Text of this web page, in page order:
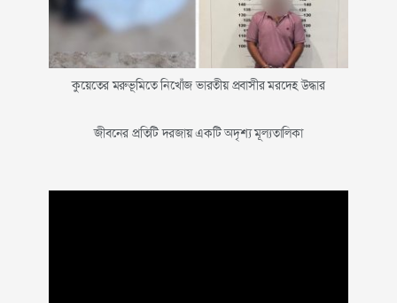
কুয়েতের মরুভূমিতে নিখোঁজ ভারতীয় প্রবাসীর মরদেহ উদ্ধার
জীবনের প্রতিটি দরজায় একটি অদৃশ্য মূল্যতালিকা